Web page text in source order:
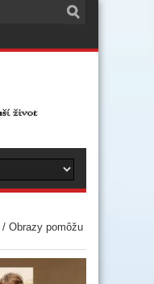
/ Obrazy pomôžu